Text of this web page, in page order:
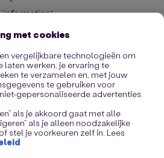
information).
met cookies
vergelijkbare technologieën om
werken, je ervaring te
te verzamelen en, met jouw
te gebruiken voor
gepersonaliseerde advertenties.
als je akkoord gaat met alle
als je alleen noodzakelijke
stel je voorkeuren zelf in. Lees